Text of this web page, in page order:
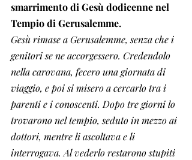
smarrimento di Gesù dodicenne nel
Tempio di Gerusalemme.
Gesù rimase a Gerusalemme, senza che i
genitori se ne accorgessero. Credendolo
nella carovana, fecero una giornata di
viaggio, e poi si misero a cercarlo tra i
parenti e i conoscenti. Dopo tre giorni lo
trovarono nel tempio, seduto in mezzo ai
dottori, mentre li ascoltava e li
interrogava. Al vederlo restarono stupiti